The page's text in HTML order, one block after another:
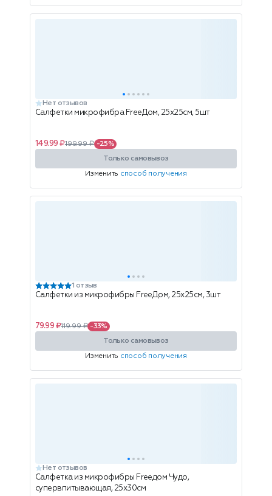
Нет отзывов
Салфетки микрофибра FreeДом, 25х25см, 5шт
149.99 ₽199.99 ₽ -25%
Только самовывоз
Изменить способ получения
1 отзыв
Салфетки из микрофибры FreeДом, 25х25см, 3шт
79.99 ₽119.99 ₽ -33%
Только самовывоз
Изменить способ получения
Нет отзывов
Салфетка из микрофибры Freeдом Чудо,
супервпитывающая, 25х30см